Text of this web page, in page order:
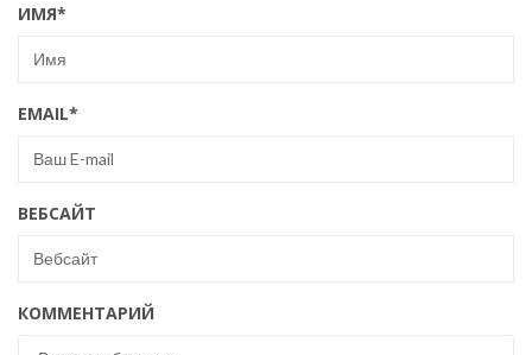
ИМЯ*
EMAIL*
ВЕБСАЙТ
КОММЕНТАРИЙ